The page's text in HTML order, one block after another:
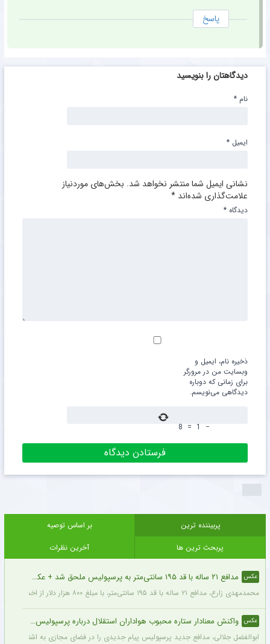
پاسخ
دیدگاهتان را بنویسید
نشانی ایمیل شما منتشر نخواهد شد. بخش‌های موردنیاز
علامت‌گذاری شده‌اند *
دیدگاه *
نام *
ایمیل *
ذخیره نام، ایمیل و
وبسایت من در مرورگر
برای زمانی که دوباره
دیدگاهی می‌نویسم.
−
1
=
8
پربیننده ترین
بر اساس توصیه
پربحث ترین ها
آخرین نظرات
عکس مدافع ۲۱ ساله با قد ۱۹۵ سانتی‌متر به پرسپولیس ملحق شد + عکس
محمدمهدی زارع، مدافع ۲۱ ساله با قد ۱۹۵ سانتی‌متر، با مبلغ ۸۰۰ هزار دلار از اخمت گروژنی به پرسپولیس پیوست.
عکس واکنش معنادار ستاره محبوب هواداران استقلال درباره پرسپولیس + عکس
ابوالفضل جلالی، مدافع جدید پرسپولیس پیام جدیدی را در فضای مجازی به اشتراک